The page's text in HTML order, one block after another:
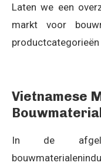
Laten we een
markt voor
Vietnamese
In de